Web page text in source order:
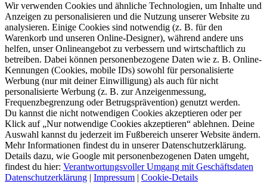
Wir verwenden Cookies und ähnliche Technologien, um Inhalte und
Anzeigen zu personalisieren und die Nutzung unserer Website zu
analysieren. Einige Cookies sind notwendig (z. B. für den
Warenkorb und unseren Online-Designer), während andere uns
helfen, unser Onlineangebot zu verbessern und wirtschaftlich zu
betreiben. Dabei können personenbezogene Daten wie z. B. Online-
Kennungen (Cookies, mobile IDs) sowohl für personalisierte
Werbung (nur mit deiner Einwilligung) als auch für nicht
personalisierte Werbung (z. B. zur Anzeigenmessung,
Frequenzbegrenzung oder Betrugsprävention) genutzt werden.
Du kannst die nicht notwendigen Cookies akzeptieren oder per
Klick auf „Nur notwendige Cookies akzeptieren“ ablehnen. Deine
Auswahl kannst du jederzeit im Fußbereich unserer Website ändern.
Mehr Informationen findest du in unserer Datenschutzerklärung.
Details dazu, wie Google mit personenbezogenen Daten umgeht,
findest du hier: Verantwortungsvoller Umgang mit Geschäftsdaten
Datenschutzerklärung | Impressum | Cookie-Details